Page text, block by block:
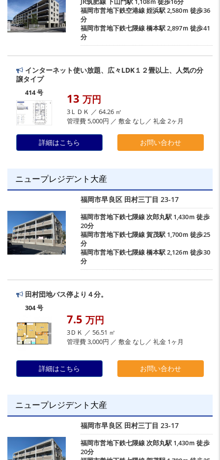
福岡市営地下鉄空港線姪浜駅2,580ｍ 徒歩36
分
福岡市営地下鉄七隈線橋本駅2,897ｍ 徒歩41
分
インターネット使い放題、広々LDK１２畳以上、人気の分
譲タイプ
414 号 13 万円
3ＬＤＫ ／ 64.26 ㎡
管理費 5,000円 ／ 敷金 なし／ 礼金 2ヶ月
詳細はこちら お問い合わせ
ニュープレジデント大産
福岡市早良区 田村三丁目 23-17
福岡市営地下鉄七隈線 次郎丸駅 1,430ｍ 徒歩
20分
福岡市営地下鉄七隈線賀茂駅 1,700ｍ 徒歩25
分
福岡市営地下鉄七隈線橋本駅2,126ｍ 徒歩30
分
田村団地バス停より４分。
304 号
7.5 万円
3ＤＫ ／ 56.51 ㎡
管理費 3,000円 ／ 敷金 なし／ 礼金 1ヶ月
詳細はこちら お問い合わせ
ニュープレジデント大産
福岡市早良区 田村三丁目 23-17
福岡市営地下鉄七隈線 次郎丸駅 1,430ｍ 徒歩
20分